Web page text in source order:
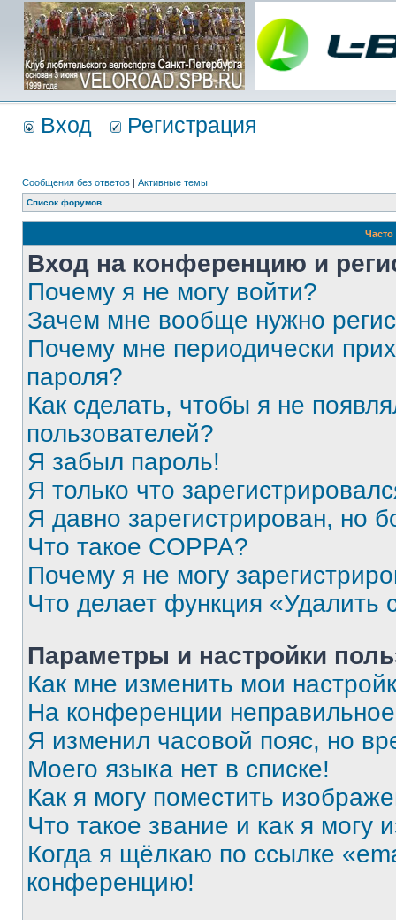
Вход Регистрация
Сообщения без ответов | Активные темы
Список форумов
Вход на конференцию и
Почему я не могу войти?
Зачем мне вообще нужно
Почему мне периодически
пароля?
Как сделать, чтобы я не
пользователей?
Я забыл пароль!
Я только что
Я давно зарегистрирован, но
Что такое COPPA?
Почему я не могу
Что делает функция «Удалить
Параметры и настройки
Как мне изменить мои
На конференции
Я изменил часовой пояс, но
Моего языка нет в списке!
Как я могу поместить
Что такое звание и как я могу
Когда я щёлкаю по ссылке
конференцию!